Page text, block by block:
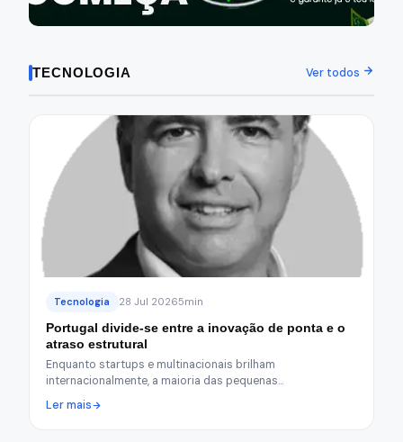
TECNOLOGIA Ver todos
Tecnologia 28 Jul 20265min
Portugal divide-se entre a inovação de ponta e o
atraso estrutural
Enquanto startups e multinacionais brilham
internacionalmente, a maioria das pequenas…
Ler mais